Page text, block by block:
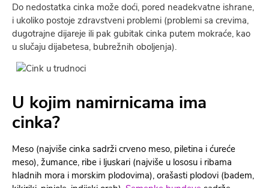
Do nedostatka cinka može doći, pored neadekvatne ishrane,
i ukoliko postoje zdravstveni problemi (problemi sa crevima,
dugotrajne dijareje ili pak gubitak cinka putem mokraće, kao
u slučaju dijabetesa, bubrežnih oboljenja).
U kojim namirnicama ima
cinka?
Meso (najviše cinka sadrži crveno meso, piletina i ćureće
meso), žumance, ribe i ljuskari (najviše u lososu i ribama
hladnih mora i morskim plodovima), orašasti plodovi (badem,